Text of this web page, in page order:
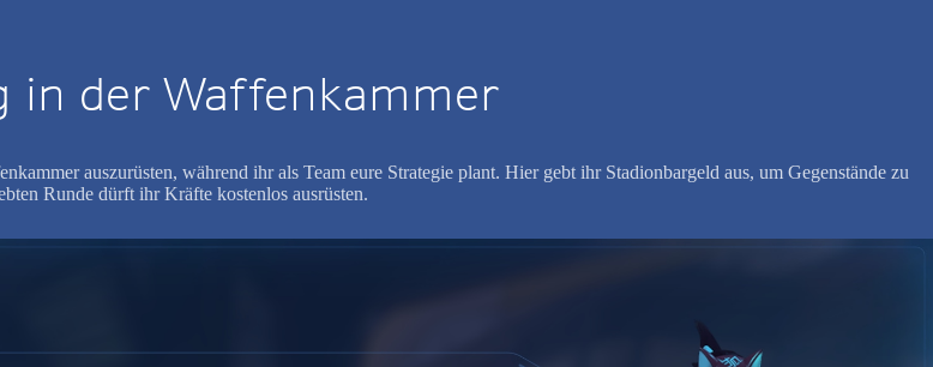
in der Waffenkammer
auszurüsten, während ihr als Team eure Strategie plant. Hier gebt ihr Stadionbargeld aus, um Gegenstände zu
Runde dürft ihr Kräfte kostenlos ausrüsten.